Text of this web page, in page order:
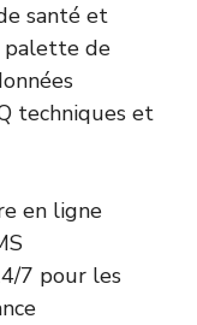
santé et
palette de
techniques et
en ligne
7 pour les